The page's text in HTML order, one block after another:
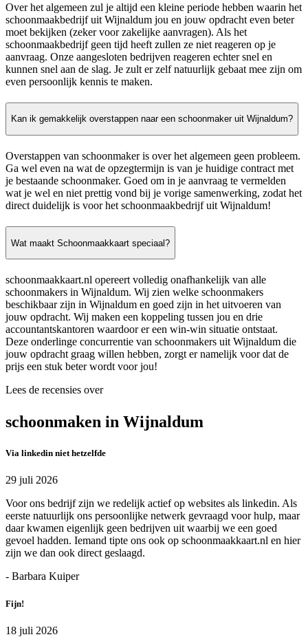
Over het algemeen zul je altijd een kleine periode hebben waarin het
schoonmaakbedrijf uit Wijnaldum jou en jouw opdracht even beter
moet bekijken (zeker voor zakelijke aanvragen). Als het
schoonmaakbedrijf geen tijd heeft zullen ze niet reageren op je
aanvraag. Onze aangesloten bedrijven reageren echter snel en
kunnen snel aan de slag. Je zult er zelf natuurlijk gebaat mee zijn om
even persoonlijk kennis te maken.
Kan ik gemakkelijk overstappen naar een schoonmaker uit Wijnaldum?
Overstappen van schoonmaker is over het algemeen geen probleem.
Ga wel even na wat de opzegtermijn is van je huidige contract met
je bestaande schoonmaker. Goed om in je aanvraag te vermelden
wat je wel en niet prettig vond bij je vorige samenwerking, zodat het
direct duidelijk is voor het schoonmaakbedrijf uit Wijnaldum!
Wat maakt Schoonmaakkaart speciaal?
schoonmaakkaart.nl opereert volledig onafhankelijk van alle
schoonmakers in Wijnaldum. Wij zien welke schoonmakers
beschikbaar zijn in Wijnaldum en goed zijn in het uitvoeren van
jouw opdracht. Wij maken een koppeling tussen jou en drie
accountantskantoren waardoor er een win-win situatie ontstaat.
Deze onderlinge concurrentie van schoonmakers uit Wijnaldum die
jouw opdracht graag willen hebben, zorgt er namelijk voor dat de
prijs een stuk beter wordt voor jou!
Lees de recensies over
schoonmaken in Wijnaldum
Via linkedin niet hetzelfde
29 juli 2026
Voor ons bedrijf zijn we redelijk actief op websites als linkedin. Als
eerste natuurlijk ons persoonlijke netwerk gevraagd voor hulp, maar
daar kwamen eigenlijk geen bedrijven uit waarbij we een goed
gevoel hadden. Iemand tipte ons ook op schoonmaakkaart.nl en hier
zijn we dan ook direct geslaagd.
- Barbara Kuiper
Fijn!
18 juli 2026